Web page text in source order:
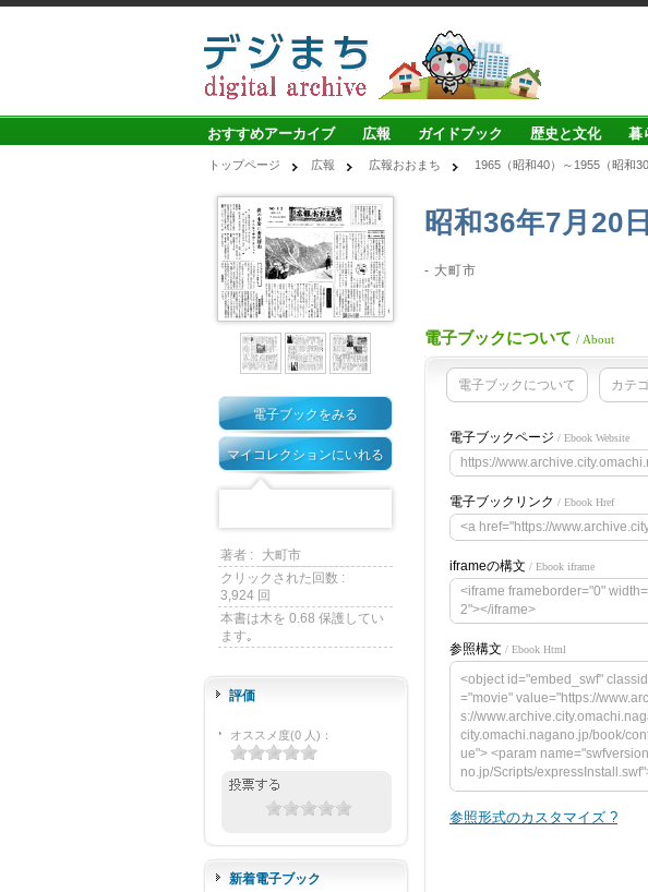
おすすめアーカイブ 広報 ガイドブック 歴史と文化 暮
トップページ 広報 広報おおまち 1965（昭和40）～1955（昭和30
電子ブックをみる
マイコレクションにいれる
著者 :
大町市
クリックされた回数 :
3,924 回
本書は木を 0.68 保護してい
ます｡
評価
オススメ度(0人) ：
新着電子ブック
昭和36年7月20
- 大町市
電子ブックについて / About
電子ブックについて カテ
電子ブックページ / Ebook Website
https://
電子ブックリンク / Ebook Href
<a href="https://
iframeの構文 / Ebook iframe
<iframe frameborder="0"
2"></iframe>
参照構文 / Ebook Html
<object id="embed_swf"
="movie" value="https://
s://
city.omachi.nagano.jp/book/
ue"> <param
no.jp/Scripts/
ct type="application/x-
ght="241"> <!--<![endif]-->
y.omachi.nagano.jp/books/
o.jp/book/
am name="expressinstall"
alue="https://
参照形式のカスタマイズ ?